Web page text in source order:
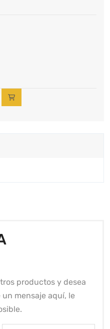
productos y desea
mensaje aquí, le